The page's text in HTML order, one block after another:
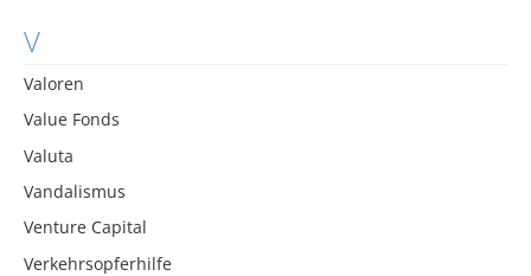
V
Valoren
Value Fonds
Valuta
Vandalismus
Venture Capital
Verkehrsopferhilfe